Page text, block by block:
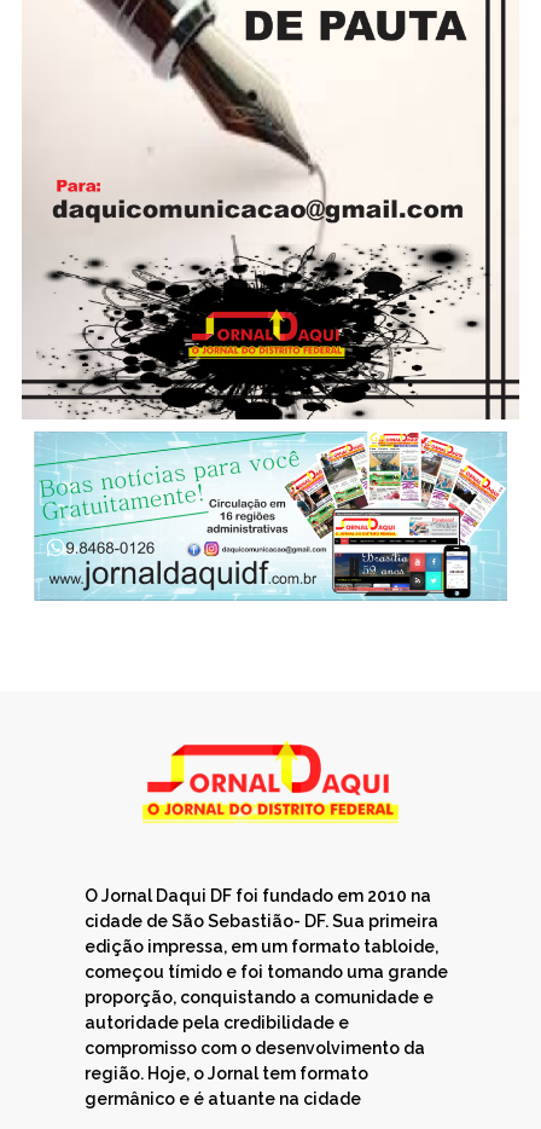
O Jornal Daqui DF foi fundado em 2010 na
cidade de São Sebastião- DF. Sua primeira
edição impressa, em um formato tabloide,
começou tímido e foi tomando uma grande
proporção, conquistando a comunidade e
autoridade pela credibilidade e
compromisso com o desenvolvimento da
região. Hoje, o Jornal tem formato
germânico e é atuante na cidade